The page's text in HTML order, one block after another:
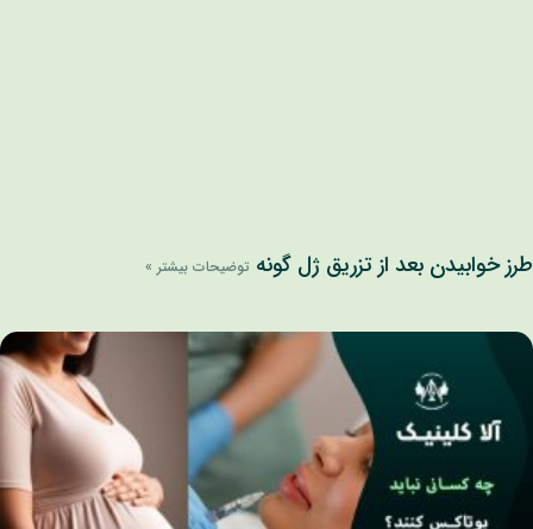
خوابیدن بعد از تزریق ژل گونه توضیحات بیشتر »